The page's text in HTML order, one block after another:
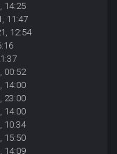
14:25
11:47
12:54
00:52
14:00
23:00
14:00
10:34
15:50
14:09